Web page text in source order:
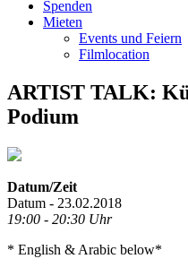
Spenden
Mieten
Events und Feiern
Filmlocation
ARTIST TALK:
Podium
Datum/Zeit
Datum - 23.02.2018
19:00 - 20:30 Uhr
* English & Arabic below*